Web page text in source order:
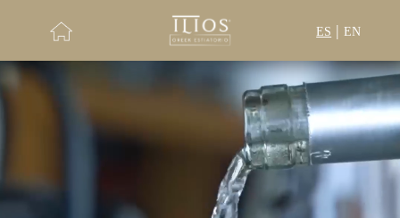
ES |EN